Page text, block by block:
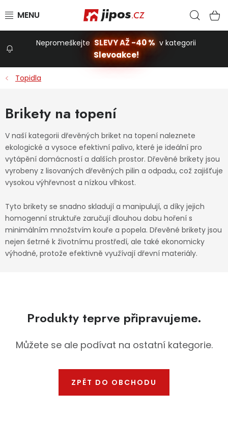
Stavba a dům
Dílna
Dětská hřiště
Ochranné pomůcky
Nepromeškejte SLEVY AŽ -40 % v kategorii
Slevoakce!
Topidla
Brikety na topení
V naší kategorii dřevěných briket na topení naleznete
ekologické a vysoce efektivní palivo, které je ideální pro
vytápění domácností a dalších prostor. Dřevěné brikety jsou
vyrobeny z lisovaných dřevěných pilin a odpadu, což zajišťuje
vysokou výhřevnost a nízkou vlhkost.
Tyto brikety se snadno skladují a manipulují, a díky jejich
homogenní struktuře zaručují dlouhou dobu hoření s
minimálním množstvím kouře a popela. Dřevěné brikety jsou
nejen šetrné k životnímu prostředí, ale také ekonomicky
výhodné, protože efektivně využívají dřevní materiály.
Produkty teprve připravujeme.
Můžete se ale podívat na ostatní kategorie.
ZPĚT DO OBCHODU